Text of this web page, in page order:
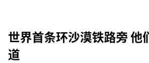
世界首条环沙漠铁路旁 他
道